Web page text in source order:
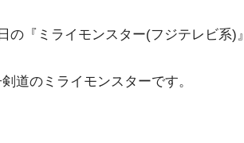
の『ミライモンスター(フジテレビ系)
道のミライモンスターです。